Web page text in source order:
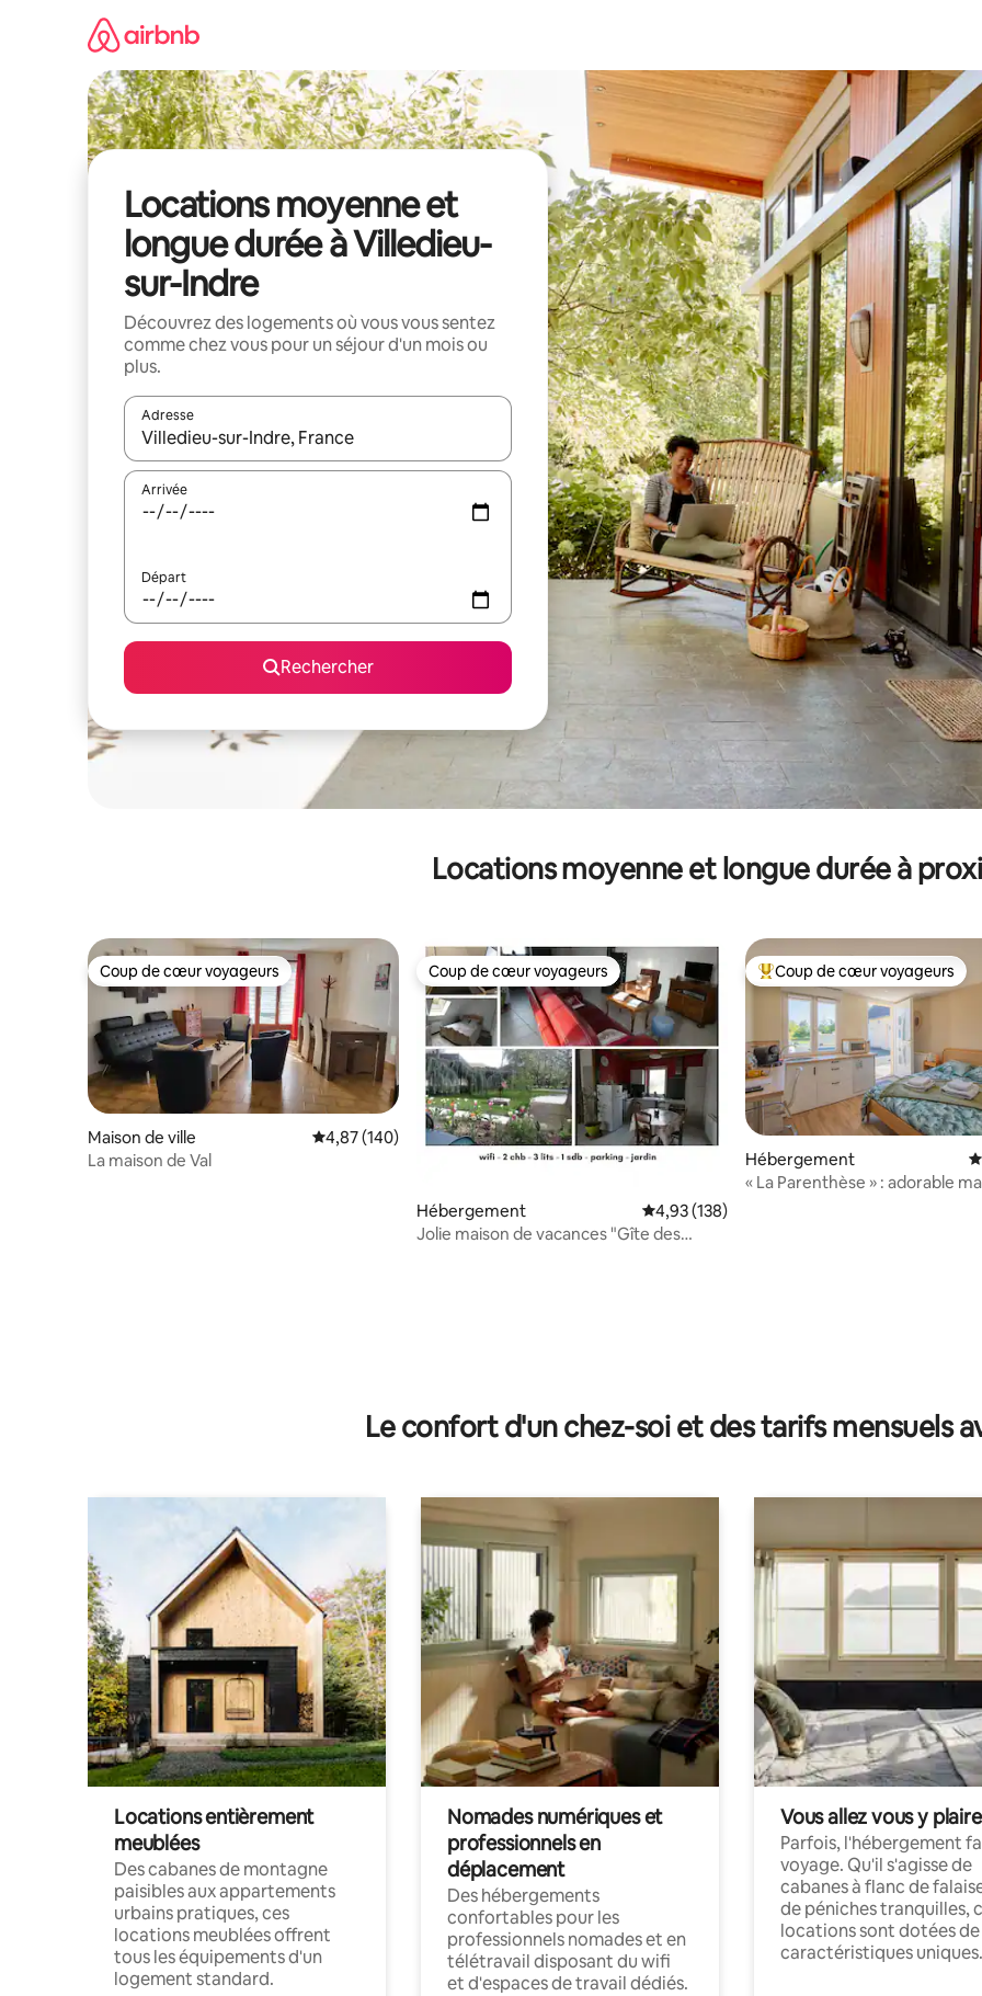
Locations moyenne et
longue durée à Villedieu-
sur-Indre
Découvrez des logements où vous vous sentez
comme chez vous pour un séjour d'un mois ou
plus.
Adresse
Lorsque les résultats s'affichent, utilisez les flèches vers le haut et vers le bas pour les parcourir ou en appuyant et en
Arrivée
Départ
Rechercher
Locations moyenne et longue durée à
Coup de cœur voyageurs
Coup de cœur voyageurs
Maison de ville Évaluation moyenne sur la base de 140 commentaires : 4,87 sur 5
4,87 (140)
La maison de Val
Coup de cœur voyageurs
Coup de cœur voyageurs
Hébergement Évaluation moyenne sur la base de 138
4,93 (138)
Jolie maison de vacances "Gîte des
Coups de cœur voyageurs les
Coup de cœur voyageurs
Hébergement
« La Parenthèse » : adorable
Le confort d'un chez-soi et des tarifs mensuels
Locations entièrement
meublées
Des cabanes de montagne
paisibles aux appartements
urbains pratiques, ces
locations meublées offrent
tous les équipements d'un
logement standard.
Nomades numériques et
professionnels en
déplacement
Des hébergements
confortables pour les
professionnels nomades et en
télétravail disposant du wifi
et d'espaces de travail dédiés.
Vous allez vous y plaire
Parfois, l'hébergement
voyage. Qu'il s'agisse de
cabanes à flanc de
de péniches tranquilles,
locations sont dotées de
caractéristiques uniques.